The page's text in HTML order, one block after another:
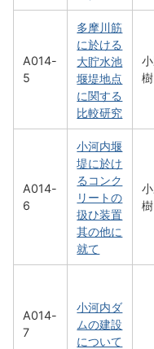
A014-
5
多摩川筋
に於ける
大貯水池
堰堤地点
に関する
比較研究
A014-
6
小河内堰
堤に於け
るコンク
リートの
扱ひ装置
其の他に
就て
A014-
7
小河内ダ
ムの建設
について